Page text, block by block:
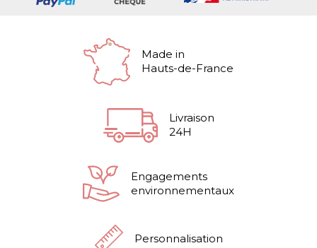
Made in
Hauts-de-France
Livraison
24H
Engagements
environnementaux
Personnalisation